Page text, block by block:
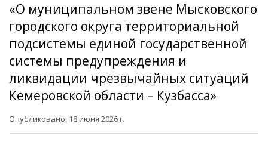
«О муниципальном звене Мысковского
городского округа территориальной
подсистемы единой государственной
системы предупреждения и
ликвидации чрезвычайных ситуаций
Кемеровской области – Кузбасса»
Опубликовано: 18 июня 2026 г.